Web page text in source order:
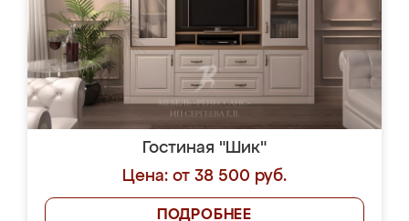
Гостиная "Шик"
Цена: от 38 500 руб.
ПОДРОБНЕЕ